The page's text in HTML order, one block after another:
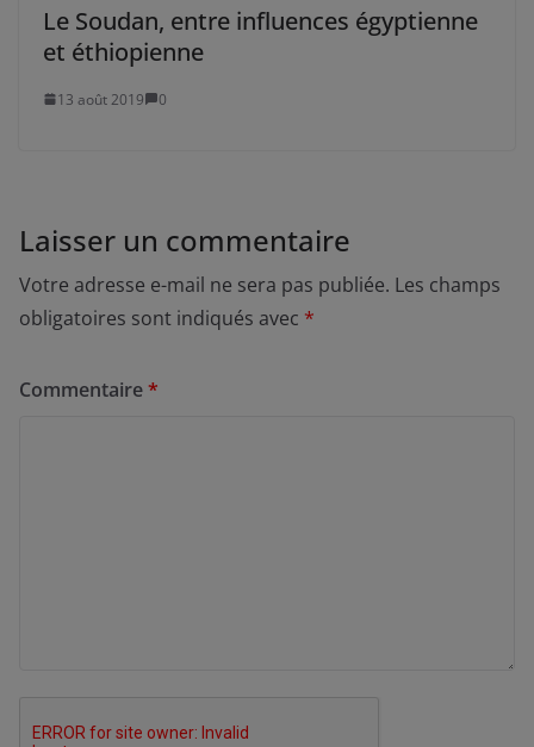
Le Soudan, entre influences égyptienne
et éthiopienne
13 août 2019 0
Laisser un commentaire
Votre adresse e-mail ne sera pas publiée. Les champs
obligatoires sont indiqués avec *
Commentaire*